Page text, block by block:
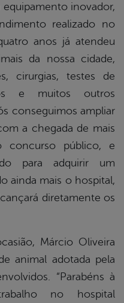
inovador,
realizado no
anos já atendeu
da nossa cidade,
cirurgias, testes de
e muitos outros
conseguimos ampliar
a chegada de mais
concurso público, e
para adquirir um
ainda mais o hospital,
diretamente os
Márcio Oliveira
animal adotada pela
“Parabéns à
no hospital